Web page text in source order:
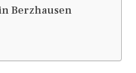
Berzhausen